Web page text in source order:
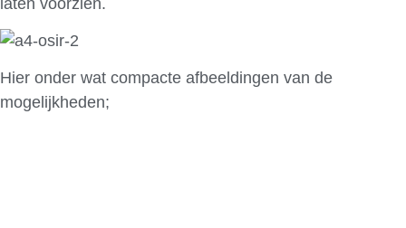
Hier onder wat compacte afbeeldingen van de
mogelijkheden;